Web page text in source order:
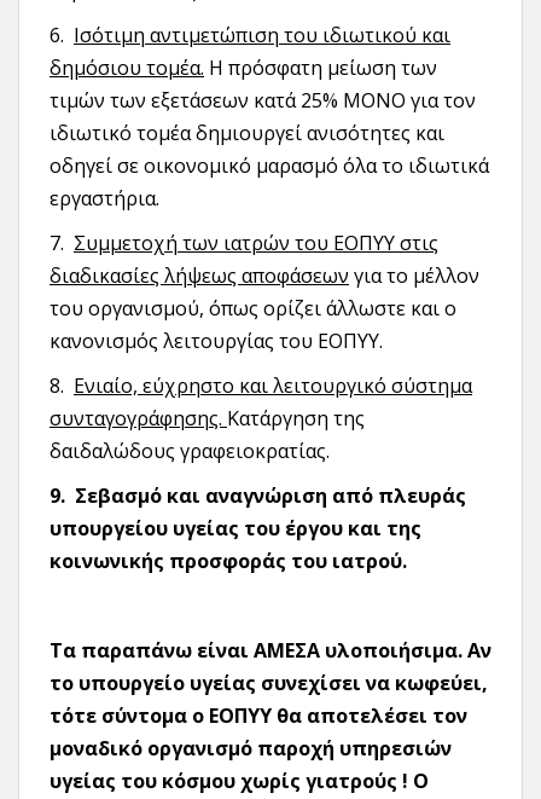
6. Ισότιμη αντιμετώπιση του ιδιωτικού και
δημόσιου τομέα. Η πρόσφατη μείωση των
τιμών των εξετάσεων κατά 25% ΜΟΝΟ για τον
ιδιωτικό τομέα δημιουργεί ανισότητες και
οδηγεί σε οικονομικό μαρασμό όλα το ιδιωτικά
εργαστήρια.
7. Συμμετοχή των ιατρών του ΕΟΠΥΥ στις
διαδικασίες λήψεως αποφάσεων για το μέλλον
του οργανισμού, όπως ορίζει άλλωστε και ο
κανονισμός λειτουργίας του ΕΟΠΥΥ.
8. Ενιαίο, εύχρηστο και λειτουργικό σύστημα
συνταγογράφησης. Κατάργηση της
δαιδαλώδους γραφειοκρατίας.
9. Σεβασμό και αναγνώριση από πλευράς
υπουργείου υγείας του έργου και της
κοινωνικής προσφοράς του ιατρού.
Τα παραπάνω είναι ΑΜΕΣΑ υλοποιήσιμα. Αν
το υπουργείο υγείας συνεχίσει να κωφεύει,
τότε σύντομα ο ΕΟΠΥΥ θα αποτελέσει τον
μοναδικό οργανισμό παροχή υπηρεσιών
υγείας του κόσμου χωρίς γιατρούς ! Ο